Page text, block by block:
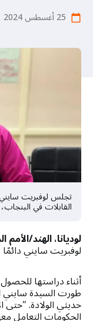
calendar_today 25 أغسطس 2024
تجلس لوفبريت
القابلات في
لوديانا، الهند/
لوفبريت سايني
أثناء دراستها
طورت السيدة سايني
حديثي الولادة. "حتى